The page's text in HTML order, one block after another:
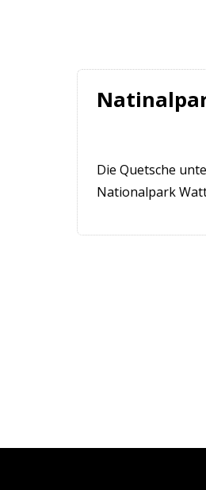
Die Quetsche
Nationalpark